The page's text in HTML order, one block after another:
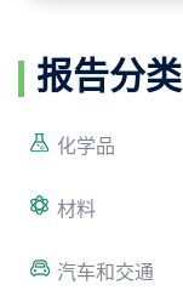
报告分类
化学品
材料
汽车和交通